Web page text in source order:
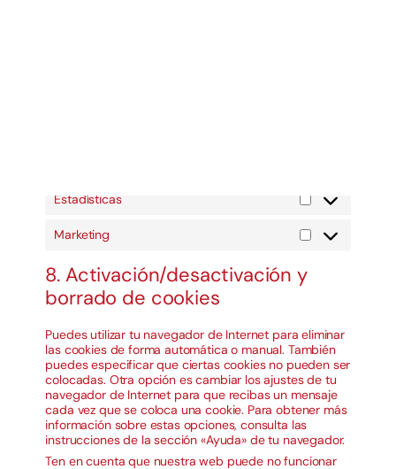
Estadísticas
Estadísticas
Marketing
Marketing
8. Activación/desactivación y
borrado de cookies
Puedes utilizar tu navegador de Internet para eliminar
las cookies de forma automática o manual. También
puedes especificar que ciertas cookies no pueden ser
colocadas. Otra opción es cambiar los ajustes de tu
navegador de Internet para que recibas un mensaje
cada vez que se coloca una cookie. Para obtener más
información sobre estas opciones, consulta las
instrucciones de la sección «Ayuda» de tu navegador.
Ten en cuenta que nuestra web puede no funcionar